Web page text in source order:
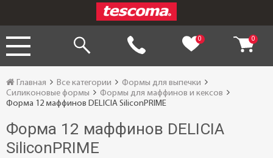
0 0
Главная Все категории
Формы для выпечки
Силиконовые формы
Формы для маффинов и кексов
Форма 12 маффинов DELICIA SiliconPRIME
Форма 12 маффинов DELICIA
SiliconPRIME